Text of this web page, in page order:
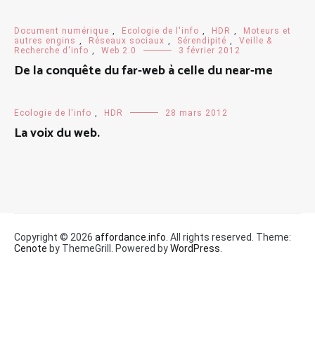
Document numérique Ecologie de l'info HDR
Moteurs et
autres engins
Réseaux sociaux Sérendipité
Veille &
Recherche d'info
Web 2.0 3 février 2012
De la conquête du far-web à celle du near-me
Ecologie de l'info HDR 28 mars 2012
La voix du web.
Copyright © 2026 affordance.info . All rights reserved. Theme:
Cenote by ThemeGrill. Powered byWordPress